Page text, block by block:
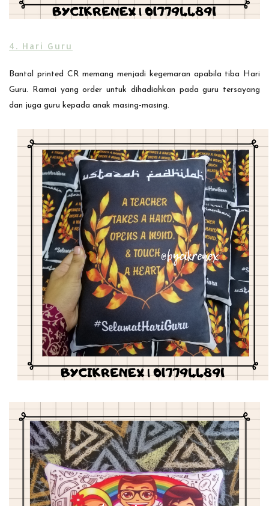
4. Hari Guru
Bantal printed CR memang menjadi kegemaran apabila tiba Hari
Guru. Ramai yang order untuk dihadiahkan pada guru tersayang
dan juga guru kepada anak masing-masing.